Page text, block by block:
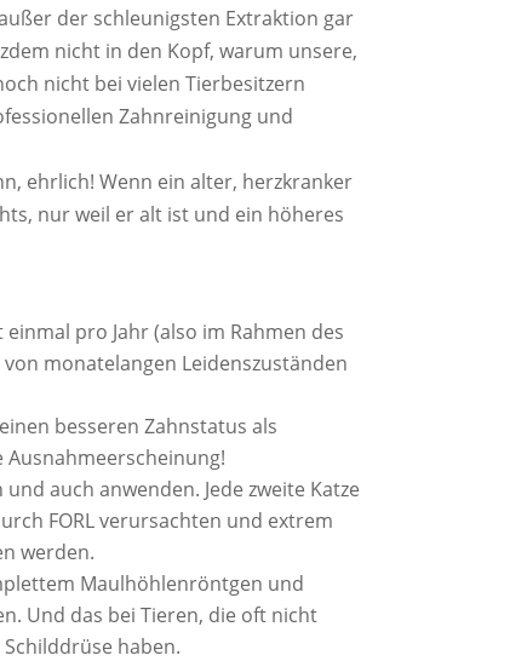
der schleunigsten Extraktion gar
nicht in den Kopf, warum unsere,
nicht bei vielen Tierbesitzern
Zahnreinigung und
ehrlich! Wenn ein alter, herzkranker
nur weil er alt ist und ein höheres
pro Jahr (also im Rahmen des
monatelangen Leidenszuständen
besseren Zahnstatus als
Ausnahmeerscheinung!
auch anwenden. Jede zweite Katze
FORL verursachten und extrem
werden.
Maulhöhlenröntgen und
Und das bei Tieren, die oft nicht
haben.